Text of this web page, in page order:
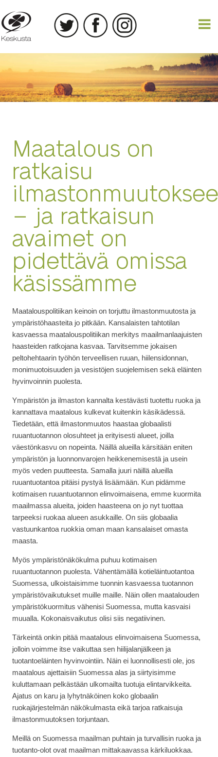
Maatalous on
ratkaisu
– ja ratkaisun
avaimet on
pidettävä omissa
käsissämme
Maatalouspolitiikan keinoin on torjuttu ilmastonmuutosta ja
ympäristöhaasteita jo pitkään. Kansalaisten tahtotilan
kasvaessa maatalouspolitiikan merkitys maailmanlaajuisten
haasteiden ratkojana kasvaa. Tarvitsemme jokaisen
peltohehtaarin työhön terveellisen ruuan, hiilensidonnan,
monimuotoisuuden ja vesistöjen suojelemisen sekä eläinten
hyvinvoinnin puolesta.
Ympäristön ja ilmaston kannalta kestävästi tuotettu ruoka ja
kannattava maatalous kulkevat kuitenkin käsikädessä.
Tiedetään, että ilmastonmuutos haastaa globaalisti
ruuantuotannon olosuhteet ja erityisesti alueet, joilla
väestönkasvu on nopeinta. Näillä alueilla kärsitään eniten
ympäristön ja luonnonvarojen heikkenemisestä ja usein
myös veden puutteesta. Samalla juuri näillä alueilla
ruuantuotantoa pitäisi pystyä lisäämään. Kun pidämme
kotimaisen ruuantuotannon elinvoimaisena, emme kuormita
maailmassa alueita, joiden haasteena on jo nyt tuottaa
tarpeeksi ruokaa alueen asukkaille. On siis globaalia
vastuunkantoa ruokkia oman maan kansalaiset omasta
maasta.
Myös ympäristönäkökulma puhuu kotimaisen
ruuantuotannon puolesta. Vähentämällä kotieläintuotantoa
Suomessa, ulkoistaisimme tuonnin kasvaessa tuotannon
ympäristövaikutukset muille maille. Näin ollen maatalouden
ympäristökuormitus vähenisi Suomessa, mutta kasvaisi
muualla. Kokonaisvaikutus olisi siis negatiivinen.
Tärkeintä onkin pitää maatalous elinvoimaisena Suomessa,
jolloin voimme itse vaikuttaa sen hiilijalanjälkeen ja
tuotantoeläinten hyvinvointiin. Näin ei luonnollisesti ole, jos
maatalous ajettaisiin Suomessa alas ja siirtyisimme
kuluttamaan pelkästään ulkomailta tuotuja elintarvikkeita.
Ajatus on karu ja lyhytnäköinen koko globaalin
ruokajärjestelmän näkökulmasta eikä tarjoa ratkaisuja
ilmastonmuutoksen torjuntaan.
Meillä on Suomessa maailman puhtain ja turvallisin ruoka ja
tuotanto-olot ovat maailman mittakaavassa kärkiluokkaa.